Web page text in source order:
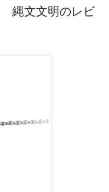
縄文文明のレビ